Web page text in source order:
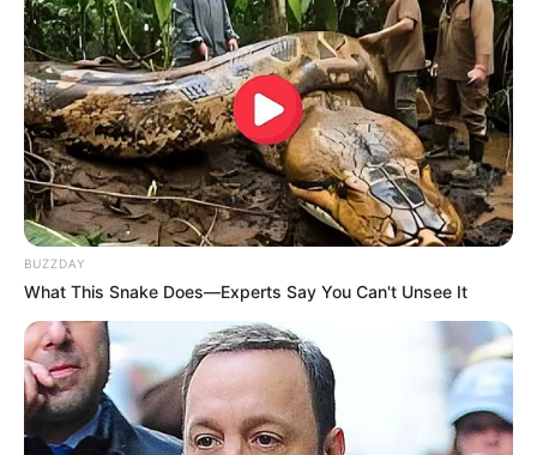
Без рубрики
Гарячi
Культура
Нам пишуть
Партнерські матеріали
Події
Політика
BUZZDAY
What This Snake Does—Experts Say You Can't Unsee It